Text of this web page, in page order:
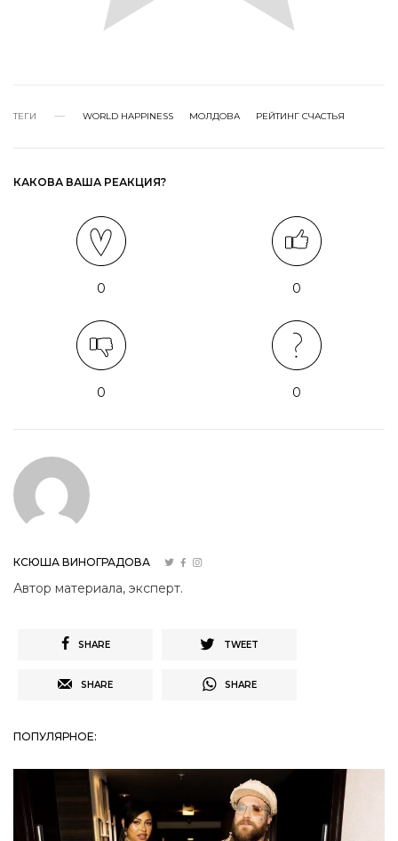
ТЕГИ WORLD HAPPINESS МОЛДОВА РЕЙТИНГ СЧАСТЬЯ
КАКОВА ВАША РЕАКЦИЯ?
0 0
0 0
КСЮША ВИНОГРАДОВА
Автор материала, эксперт.
SHARE TWEET
SHARE SHARE
ПОПУЛЯРНОЕ: